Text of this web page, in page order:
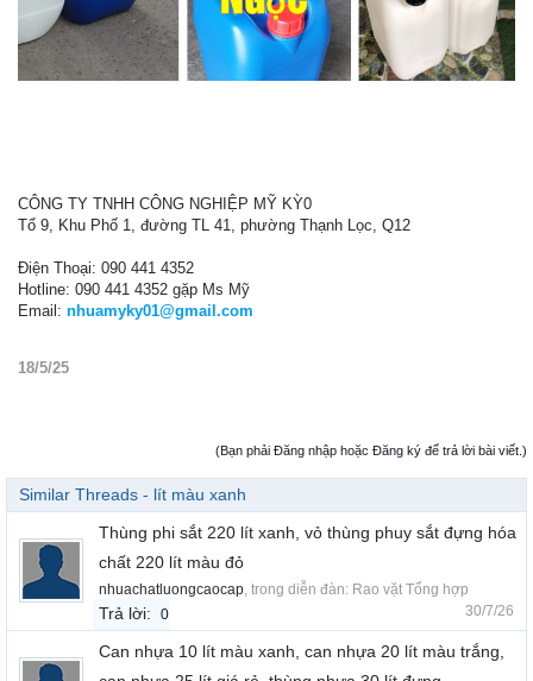
CÔNG TY TNHH CÔNG NGHIỆP MỸ KỲ0
Tổ 9, Khu Phố 1, đường TL 41, phường Thạnh Lọc, Q12
Điện Thoại: 090 441 4352
Hotline: 090 441 4352 gặp Ms Mỹ
Email: nhuamyky01@gmail.com
18/5/25
(Bạn phải Đăng nhập hoặc Đăng ký để trả lời bài viết.)
Similar Threads - lít màu xanh
Thùng phi sắt 220 lít xanh, vỏ thùng phuy sắt đựng hóa
chất 220 lít màu đỏ
nhuachatluongcaocap, trong diễn đàn: Rao vặt Tổng hợp
Trả lời: 0 30/7/26
Can nhựa 10 lít màu xanh, can nhựa 20 lít màu trắng,